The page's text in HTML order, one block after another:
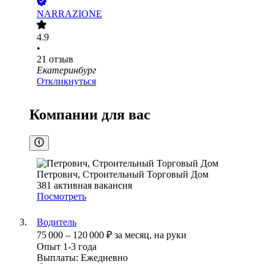
NARRAZIONE
4.9
•
21 отзыв
Екатеринбург
Откликнуться
Компании для вас
Петрович, Строительный Торговый Дом
381 активная вакансия
Посмотреть
Водитель
75 000 – 120 000 ₽ за месяц, на руки
Опыт 1-3 года
Выплаты: Ежедневно